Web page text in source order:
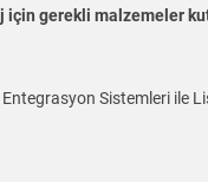
için gerekli malzemeler
Entegrasyon Sistemleri ile